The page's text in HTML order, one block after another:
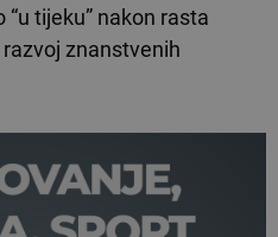
tijeku” nakon rasta
znanstvenih